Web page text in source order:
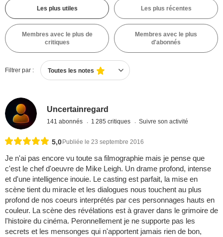
Les plus utiles Les plus récentes
Membres avec le plus de
critiques
Membres avec le plus
d'abonnés
Filtrer par : Toutes les notes
Uncertainregard
141 abonnés 1 285 critiques Suivre son activité
5,0 Publiée le 23 septembre 2016
Je n'ai pas encore vu toute sa filmographie mais je pense que
c'est le chef d'oeuvre de Mike Leigh. Un drame profond, intense
et d'une intelligence inouie. Le casting est parfait, la mise en
scène tient du miracle et les dialogues nous touchent au plus
profond de nos coeurs interprétés par ces personnages hauts en
couleur. La scène des révélations est à graver dans le grimoire de
l'histoire du cinéma. Peronnellement je ne supporte pas les
secrets et les mensonges qui n'apportent jamais rien de bon,